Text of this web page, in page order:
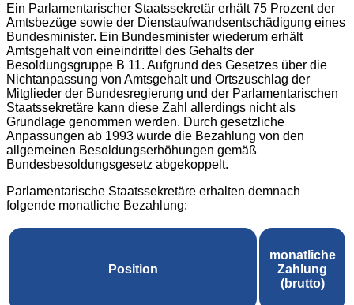
Ein Parlamentarischer Staatssekretär erhält 75 Prozent der
Amtsbezüge sowie der Dienstaufwandsentschädigung eines
Bundesminister. Ein Bundesminister wiederum erhält
Amtsgehalt von eineindrittel des Gehalts der
Besoldungsgruppe B 11. Aufgrund des Gesetzes über die
Nichtanpassung von Amtsgehalt und Ortszuschlag der
Mitglieder der Bundesregierung und der Parlamentarischen
Staatssekretäre kann diese Zahl allerdings nicht als
Grundlage genommen werden. Durch gesetzliche
Anpassungen ab 1993 wurde die Bezahlung von den
allgemeinen Besoldungserhöhungen gemäß
Bundesbesoldungsgesetz abgekoppelt.
Parlamentarische Staatssekretäre erhalten demnach
folgende monatliche Bezahlung:
Position
monatliche
Zahlung
(brutto)